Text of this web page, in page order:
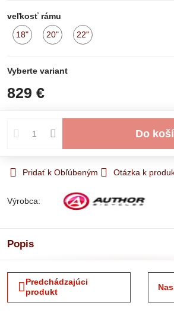
veľkosť rámu
18"
20"
22"
Vyberte variant
829 €
Do
Pridať k Obľúbeným Otázka k
Výrobca:
Popis
Predchádzajúci
produkt